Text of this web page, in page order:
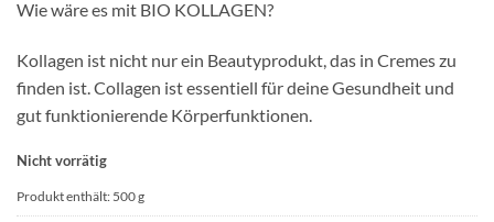
Wie wäre es mit BIO KOLLAGEN?
Kollagen ist nicht nur ein Beautyprodukt, das in Cremes zu
finden ist. Collagen ist essentiell für deine Gesundheit und
gut funktionierende Körperfunktionen.
Nicht vorrätig
Produkt enthält: 500g